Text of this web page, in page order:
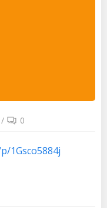
/ 0
1Gsco5884j